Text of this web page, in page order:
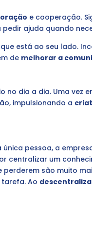
e cooperação.
ajuda quando
está ao seu lado.
de melhorar a
no dia a dia. Uma vez
impulsionando a
pessoa, a
centralizar um
são muito
Ao